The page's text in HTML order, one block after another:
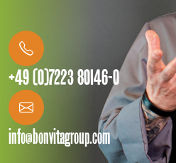
+49 (0)7223 80146-0
info@bonvitagroup.com